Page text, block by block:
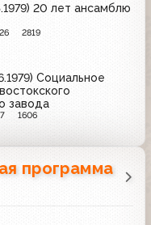
20 лет ансамблю
2819
Социальное
завода
1606
программа